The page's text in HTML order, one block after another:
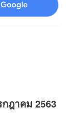
Google
ฎาคม 2563